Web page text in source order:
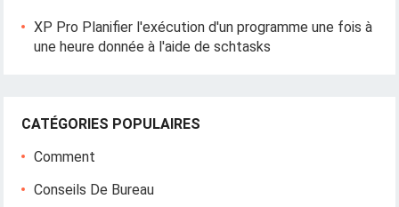
XP Pro Planifier l'exécution d'un programme une fois à
une heure donnée à l'aide de schtasks
CATÉGORIES POPULAIRES
Comment
Conseils De Bureau